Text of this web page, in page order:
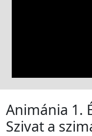
Animánia 1.
Szivat a